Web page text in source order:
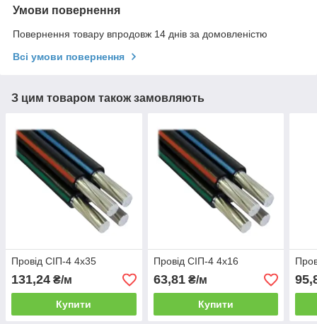
Умови повернення
Повернення товару впродовж 14 днів за домовленістю
Всі умови повернення
З цим товаром також замовляють
Провід СІП-4 4х35
131,24 ₴/м
Купити
Провід СІП-4 4х16
63,81₴/м
Купити